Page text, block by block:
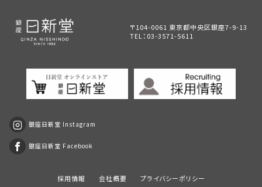
〒104-0061 東京都中央区銀座7-9-13
TEL： 03-3571-5611
銀座日新堂 Instagram
銀座日新堂 Facebook
採用情報 会社概要
プライバシーポリシー